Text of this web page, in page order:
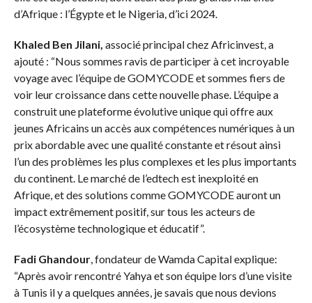
d’Afrique : l’Égypte et le Nigeria, d’ici 2024.
Khaled Ben Jilani, associé principal chez Africinvest, a
ajouté : “Nous sommes ravis de participer à cet incroyable
voyage avec l’équipe de GOMYCODE et sommes fiers de
voir leur croissance dans cette nouvelle phase. L’équipe a
construit une plateforme évolutive unique qui offre aux
jeunes Africains un accès aux compétences numériques à un
prix abordable avec une qualité constante et résout ainsi
l’un des problèmes les plus complexes et les plus importants
du continent. Le marché de l’edtech est inexploité en
Afrique, et des solutions comme GOMYCODE auront un
impact extrêmement positif, sur tous les acteurs de
l’écosystème technologique et éducatif”.
Fadi Ghandour, fondateur de Wamda Capital explique:
“Après avoir rencontré Yahya et son équipe lors d’une visite
à Tunis il y a quelques années, je savais que nous devions